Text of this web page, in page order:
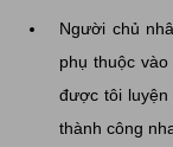
Người chủ
phụ thuộc
được tôi
thành công